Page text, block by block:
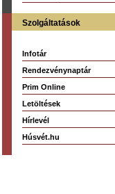
Szolgáltatások
Infotár
Rendezvénynaptár
Prim Online
Letöltések
Hírlevél
Húsvét.hu